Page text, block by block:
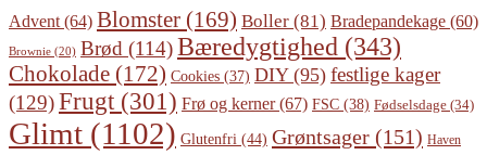
Advent (64) Blomster (169) Boller (81) Bradepandekage (60)
Brownie (20) Brød (114)Bæredygtighed (343)
Chokolade (172) Cookies (37) DIY(95) festlige kager
(129)Frugt(301) Frø og kerner(67) FSC (38) Fødselsdage (34)
Glimt (1102) Glutenfri (44) Grøntsager (151) Haven